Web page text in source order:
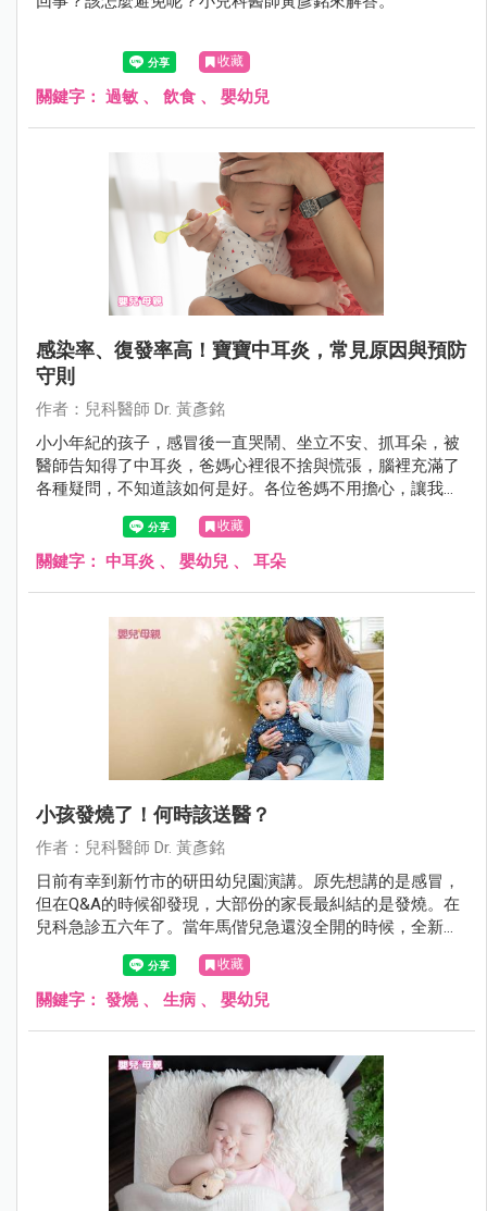
收藏
關鍵字： 過敏 、 飲食 、 嬰幼兒
感染率、復發率高！寶寶中耳炎，常見原因與預防
守則
作者：兒科醫師 Dr. 黃彥銘
小小年紀的孩子，感冒後一直哭鬧、坐立不安、抓耳朵，被
醫師告知得了中耳炎，爸媽心裡很不捨與慌張，腦裡充滿了
各種疑問，不知道該如何是好。各位爸媽不用擔心，讓我們
一起來了解中耳炎，並且知道該怎麼好好幫助寶寶。
收藏
關鍵字： 中耳炎 、 嬰幼兒 、 耳朵
小孩發燒了！何時該送醫？
作者：兒科醫師 Dr. 黃彥銘
日前有幸到新竹市的研田幼兒園演講。原先想講的是感冒，
但在Q&A的時候卻發現，大部份的家長最糾結的是發燒。在
兒科急診五六年了。當年馬偕兒急還沒全開的時候，全新竹
縣市退不了燒的孩子幾乎全都擠來這裡，我想我還算有資格
在這裡教大家幾招，在面對發燒，爸媽如何處置與辨別方
法。
收藏
關鍵字： 發燒、 生病 、 嬰幼兒